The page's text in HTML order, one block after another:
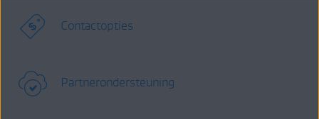
Contactopties
Partnerondersteuning